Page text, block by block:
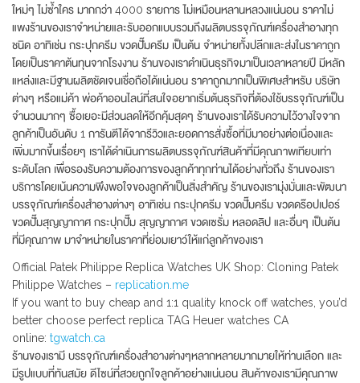
ใหม่ๆ ไม่ซ้ำใคร มากกว่า 4000 รายการ ไม่เหมือนหลานหลวงแน่นอน ราคาไม่
แพงร้านของเราจำหน่ายและรับออกแบบรวมถึงผลิตบรรจุภัณฑ์เครื่องสำอางทุก
ชนิด อาทิเช่น กระปุกครีม ขวดปั๊มครีม เป็นต้น จำหน่ายทั้งปลีกและส่งในราคาถูก
โดยเป็นราคาต้นทุนจากโรงงาน ร้านของเราดำเนินธุรกิจมาเป็นเวลาหลายปี มีหลัก
แหล่งและมีฐานผลิตชัดเจนเชื่อถือได้แน่นอน ราคาถูกมากเป็นพิเศษสำหรับ บริษัท
ต่างๆ หรือแม่ค้า พ่อค้าออนไลน์ที่สนใจอยากเริ่มต้นธุรกิจที่ต้องใช้บรรจุภัณฑ์เป็น
จำนวนมากๆ ซื้อเยอะมีส่วนลดให้อีกคุ้มสุดๆ ร้านของเราได้รับความไว้วางใจจาก
ลูกค้าเป็นอันดับ 1 การันตีได้จากรีวิวและยอดการสั่งซื้อที่มีมาอย่างต่อเนื่องและ
เพิ่มมากขึ้นเรื่อยๆ เราได้ดำเนินการผลิตบรรจุภัณฑ์สินค้าที่มีคุณภาพเทียบเท่า
ระดับโลก เพื่อรองรับความต้องการของลูกค้าทุกท่านได้อย่างทั่วถึง ร้านของเรา
บริการโดยเน้นความพึงพอใจของลูกค้าเป็นสิ่งสำคัญ ร้านของเรามุ่งมั่นและพัฒนา
บรรจุภัณฑ์เครื่องสำอางต่างๆ อาทิเช่น กระปุกครีม ขวดปั๊มครีม ขวดดร๊อปเปอร์
ขวดปั๊มสุญญากาศ กระปุกปั๊ม สุญญากาศ ขวดเซรั่ม หลอดลิป และอื่นๆ เป็นต้น
ที่มีคุณภาพ มาจำหน่ายในราคาที่ย่อมเยาว์ให้แก่ลูกค้าของเรา
Official Patek Philippe Replica Watches UK Shop: Cloning Patek
Philippe Watches – replication.me
If you want to buy cheap and 1:1 quality knock off watches, you’d
better choose perfect replica TAG Heuer watches CA
online: tgwatch.ca
ร้านของเรามี บรรจุภัณฑ์เครื่องสำอางต่างๆหลากหลายมากมายให้ท่านเลือก และ
มีรูปแบบที่ทันสมัย ดีไซน์ที่สวยถูกใจลูกค้าอย่างแน่นอน สินค้าของเรามีคุณภาพ